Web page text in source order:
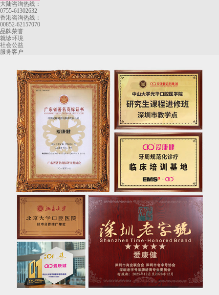
大陆咨询热线：
0755-61302632
香港咨询热线：
00852-62157070
品牌荣誉
就诊环境
社会公益
服务客户